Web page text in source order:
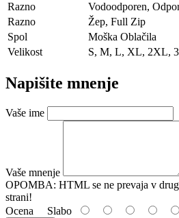
Razno
Vodoodporen,
Razno
Žep, Full Zip
Spol
Moška Oblačila
Velikost
S, M, L, XL, 2XL,
Napišite mnenje
Vaše ime
Vaše mnenje
OPOMBA: HTML se ne prevaja v
strani!
Ocena Slabo